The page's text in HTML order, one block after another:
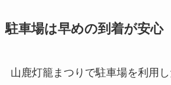
駐車場は早めの到着が安心
山鹿灯籠まつりで駐車場を利用